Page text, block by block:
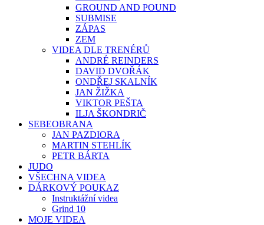
GROUND AND POUND
SUBMISE
ZÁPAS
ZEM
VIDEA DLE TRENÉRŮ
ANDRÉ REINDERS
DAVID DVOŘÁK
ONDŘEJ SKALNÍK
JAN ŽIŽKA
VIKTOR PEŠTA
ILJA ŠKONDRIČ
SEBEOBRANA
JAN PAZDIORA
MARTIN STEHLÍK
PETR BÁRTA
JUDO
VŠECHNA VIDEA
DÁRKOVÝ POUKAZ
Instruktážní videa
Grind 10
MOJE VIDEA